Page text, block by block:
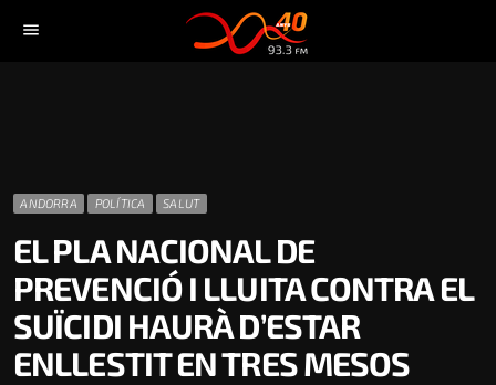
menu
ANDORRA POLÍTICA SALUT
EL PLA NACIONAL DE
PREVENCIÓ I LLUITA CONTRA EL
SUÏCIDI HAURÀ D’ESTAR
ENLLESTIT EN TRES MESOS